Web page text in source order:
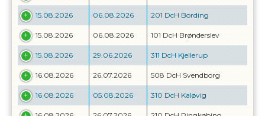
15.08.2026 06.08.2026 201 DcH Bording
15.08.2026 06.08.2026 101 DcH Brønderslev
15.08.2026 29.06.2026 311 DcH Kjellerup
16.08.2026 26.07.2026 508 DcH Svendborg
16.08.2026 05.08.2026 310 DcH Kaløvig